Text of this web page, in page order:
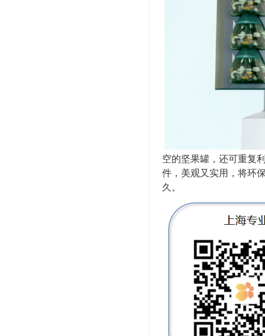
空的坚果罐，还可重复
件，美观又实用，将环
久。